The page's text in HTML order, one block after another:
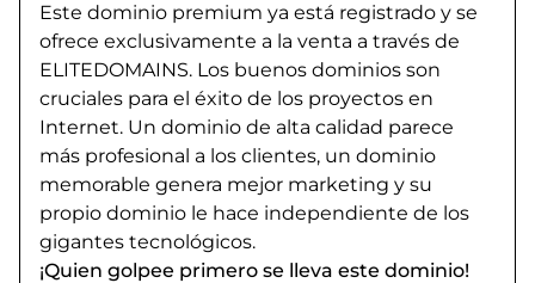
Este dominio premium ya está registrado y se
ofrece exclusivamente a la venta a través de
ELITEDOMAINS. Los buenos dominios son
cruciales para el éxito de los proyectos en
Internet. Un dominio de alta calidad parece
más profesional a los clientes, un dominio
memorable genera mejor marketing y su
propio dominio le hace independiente de los
gigantes tecnológicos.
¡Quien golpee primero se lleva este dominio!